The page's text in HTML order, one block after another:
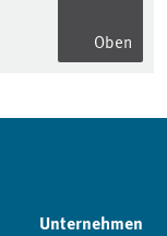
Oben
Unternehmen